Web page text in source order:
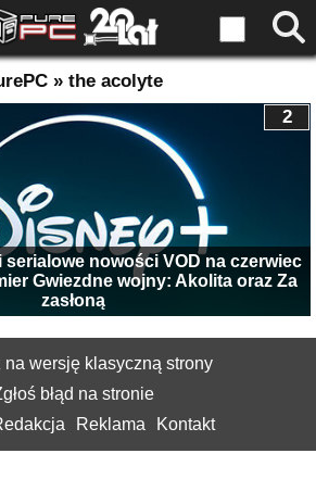
» the acolyte
serialowe nowości VOD na czerwiec
Gwiezdne wojny: Akolita oraz Za
zasłoną
2
na wersję klasyczną strony
błąd na stronie
Reklama Kontakt